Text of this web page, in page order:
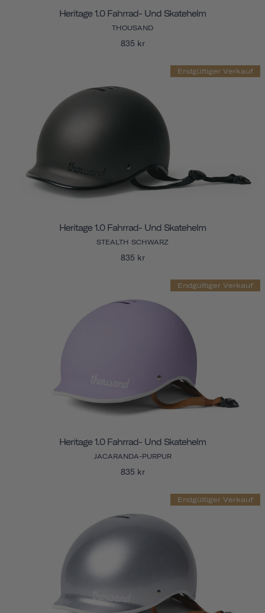
Heritage 1.0 Fahrrad- Und Skatehelm
THOUSAND
835 kr
Endgültiger Verkauf
Heritage 1.0 Fahrrad- Und Skatehelm
STEALTH SCHWARZ
835 kr
Endgültiger Verkauf
Heritage 1.0 Fahrrad- Und Skatehelm
JACARANDA-PURPUR
835 kr
Endgültiger Verkauf